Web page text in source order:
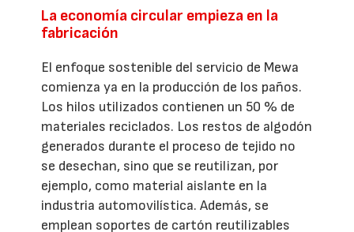
La economía circular empieza en la
fabricación
El enfoque sostenible del servicio de Mewa
comienza ya en la producción de los paños.
Los hilos utilizados contienen un 50 % de
materiales reciclados. Los restos de algodón
generados durante el proceso de tejido no
se desechan, sino que se reutilizan, por
ejemplo, como material aislante en la
industria automovilística. Además, se
emplean soportes de cartón reutilizables